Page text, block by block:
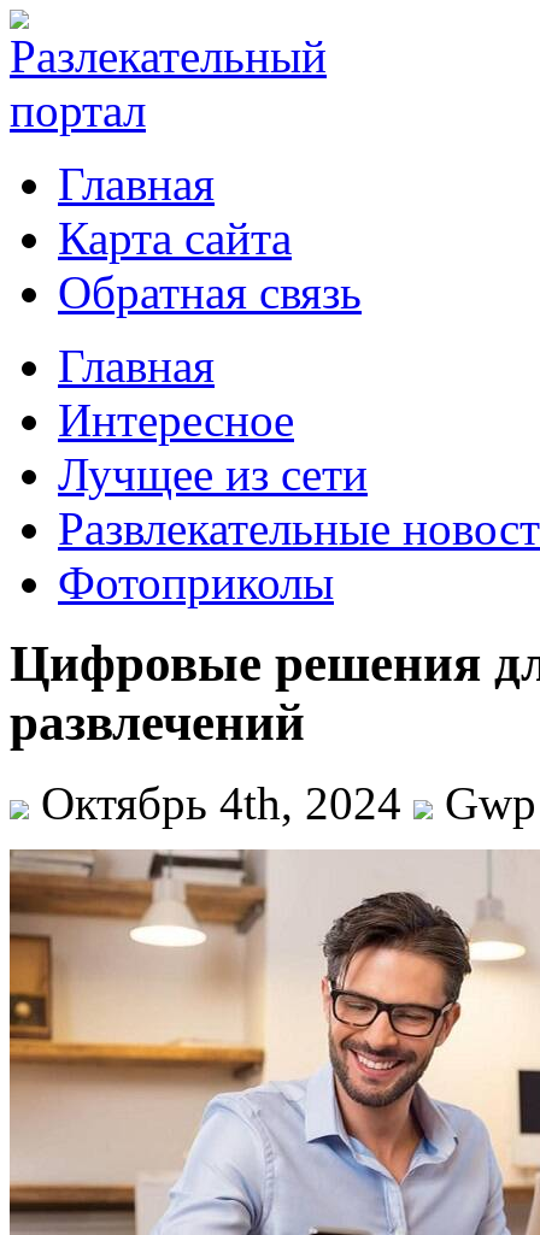
Главная
Карта сайта
Обратная связь
Главная
Интересное
Лучщее из сети
Развлекательные
Фотоприколы
Цифровые решения
развлечений
Октябрь 4th, 2024 Gwp